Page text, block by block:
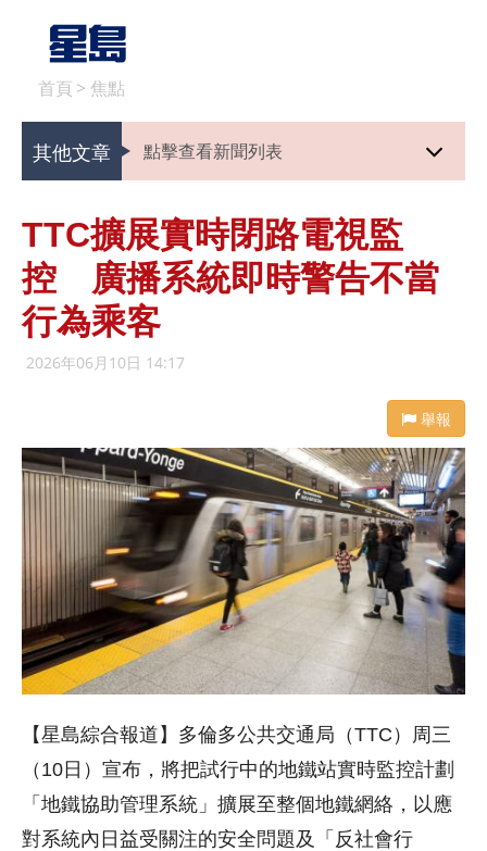
首頁 > 焦點
其他文章 點擊查看新聞列表
TTC擴展實時閉路電視監
控 廣播系統即時警告不當
行為乘客
2026年06月10日 14:17
舉報
【星島綜合報道】多倫多公共交通局（TTC）周三
（10日）宣布，將把試行中的地鐵站實時監控計劃
「地鐵協助管理系統」擴展至整個地鐵網絡，以應
對系統內日益受關注的安全問題及「反社會行